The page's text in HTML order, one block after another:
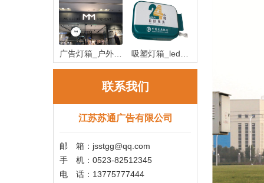
作_房地产
锈钢宣传
广告灯箱_户外广
告灯箱
吸塑灯箱_led吸
塑灯箱制作
联系我们
江苏苏通广告有限公司
邮 箱：jsstgg@qq.com
手 机：0523-82512345
电 话：13775777444